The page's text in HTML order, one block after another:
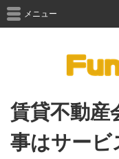
メニュー
賃貸不動産
事はサービ